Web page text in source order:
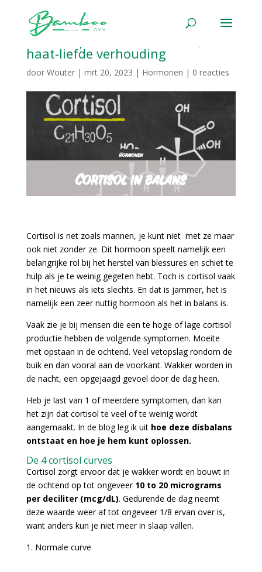
Cortisol | Net zoals mannen, een
haat-liefde verhouding
door Wouter| mrt 20, 2023 | Hormonen | 0 reacties
Cortisol is net zoals mannen, je kunt niet met ze maar
ook niet zonder ze. Dit hormoon speelt namelijk een
belangrijke rol bij het herstel van blessures en schiet te
hulp als je te weinig gegeten hebt. Toch is cortisol vaak
in het nieuws als iets slechts. En dat is jammer, het is
namelijk een zeer nuttig hormoon als het in balans is.
Vaak zie je bij mensen die een te hoge of lage cortisol
productie hebben de volgende symptomen. Moeite
met opstaan in de ochtend. Veel vetopslag rondom de
buik en dan vooral aan de voorkant. Wakker worden in
de nacht, een opgejaagd gevoel door de dag heen.
Heb je last van 1 of meerdere symptomen, dan kan
het zijn dat cortisol te veel of te weinig wordt
aangemaakt. In de blog leg ik uit hoe deze disbalans
ontstaat en hoe je hem kunt oplossen.
De 4 cortisol curves
Cortisol zorgt ervoor dat je wakker wordt en bouwt in
de ochtend op tot ongeveer 10 to 20 micrograms
per deciliter (mcg/dL). Gedurende de dag neemt
deze waarde weer af tot ongeveer 1/8 ervan over is,
want anders kun je niet meer in slaap vallen.
1. Normale curve